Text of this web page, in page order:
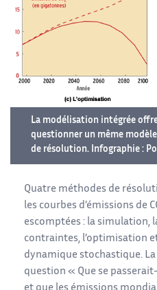
La modélisation intégrée
questionner un même
de résolution. Infographie :
Quatre méthodes de
les courbes d’émissions de
escomptées : la simulation,
contraintes, l’optimisation
dynamique stochastique.
question « Que se
et que les émissions